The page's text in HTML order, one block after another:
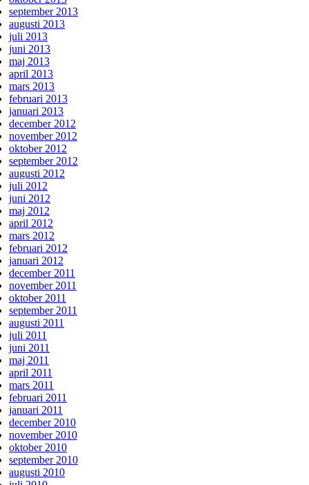
september 2013
augusti 2013
juli 2013
juni 2013
maj 2013
april 2013
mars 2013
februari 2013
januari 2013
december 2012
november 2012
oktober 2012
september 2012
augusti 2012
juli 2012
juni 2012
maj 2012
april 2012
mars 2012
februari 2012
januari 2012
december 2011
november 2011
oktober 2011
september 2011
augusti 2011
juli 2011
juni 2011
maj 2011
april 2011
mars 2011
februari 2011
januari 2011
december 2010
november 2010
oktober 2010
september 2010
augusti 2010